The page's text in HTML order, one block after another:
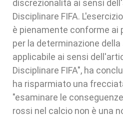
discrezionalità ai sensi
Disciplinare FIFA.
è pienamente conforme ai
per la determinazione
applicabile ai sensi
Disciplinare FIFA", ha
ha risparmiato una
"esaminare le
rossi nel calcio non è una